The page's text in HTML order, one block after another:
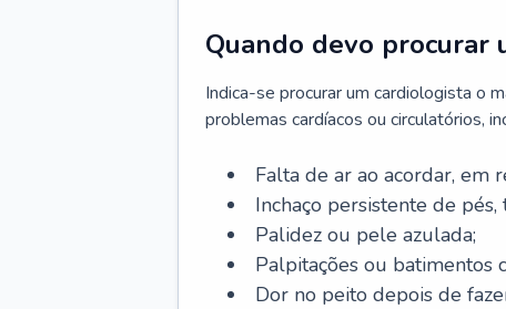
Quando devo procurar
Indica-se procurar um cardiologista o
problemas cardíacos ou circulatórios,
Falta de ar ao acordar, em
Inchaço persistente de
Palidez ou pele azulada;
Palpitações ou batimentos
Dor no peito depois de